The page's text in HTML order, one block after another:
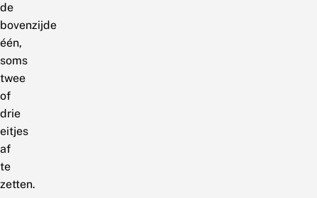
de
bovenzijde
één,
soms
twee
of
drie
eitjes
af
te
zetten.